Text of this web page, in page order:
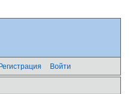
Войти